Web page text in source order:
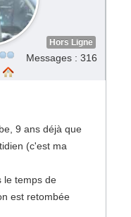
Hors Ligne
Messages : 316
9 ans déjà que
(c'est ma
le temps de
est retombée